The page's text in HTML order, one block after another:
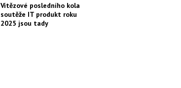
Vítězové posledního kola
soutěže IT produkt roku
2025 jsou tady